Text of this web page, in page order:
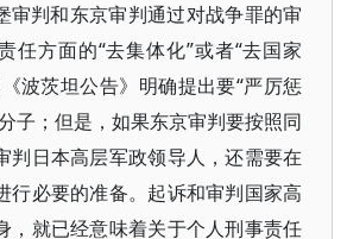
审判和东京审判通过对战争罪的审
任方面的“去集体化”或者“去国家
波茨坦公告》明确提出要“严厉惩
子；但是，如果东京审判要按照同
判日本高层军政领导人，还需要在
行必要的准备。起诉和审判国家高
，就已经意味着关于个人刑事责任